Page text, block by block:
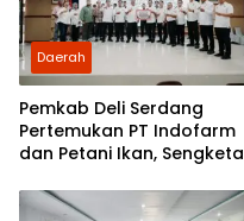
Daerah
Pemkab Deli Serdang
Pertemukan PT Indofarm
dan Petani Ikan, Sengketa